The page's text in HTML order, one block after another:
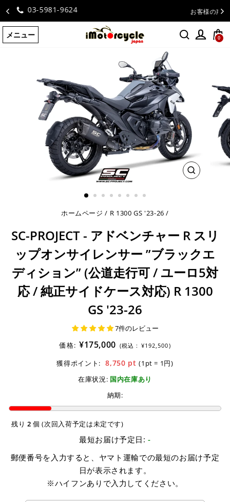
テ
ンメニュー 0
閉
ホームページ / R 1300 GS '23-26 /
SC-PROJECT - アドベンチャー R スリ
ップオンサイレンサー ”ブラックエ
ディション” (公道走行可 / ユーロ5対
応 / 純正サイドケース対応) R 1300
GS '23-26
7件のレビュー
価格: ¥175,000 (税込 : ¥192,500)
獲得ポイント: 8,750 pt(1pt = 1円)
在庫状況: 国内在庫あり
納期:
残り 2 個 (次回入荷予定は未定です)
最短お届け予定日: -
郵便番号を入力すると、ヤマト運輸での最短のお届け予定
日が表示されます。
※ハイフンありで入力してください。